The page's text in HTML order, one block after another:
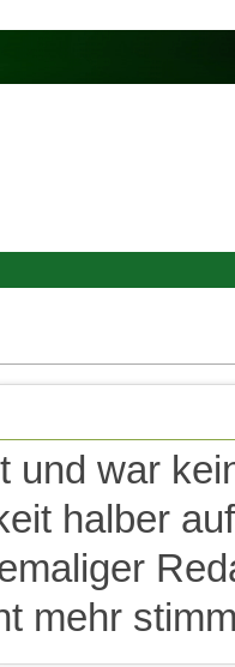
und war
halber
mehr